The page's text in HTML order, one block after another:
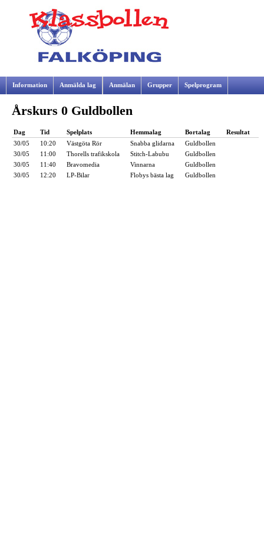
Information Anmälda lag Anmälan Grupper Spelprogram
Samarbetspartners
Årskurs 0 Guldbollen
Dag Tid Spelplats Hemmalag Bortalag
Resultat
30/05
10:20 Västgöta Rör Snabba glidarna
Guldbollen
30/05
11:00 Thorells trafikskola Stitch-Labubu
Guldbollen
30/05
11:40 Bravomedia Vinnarna
Guldbollen
30/05
12:20 LP-Bilar Flobys bästa lag Guldbollen